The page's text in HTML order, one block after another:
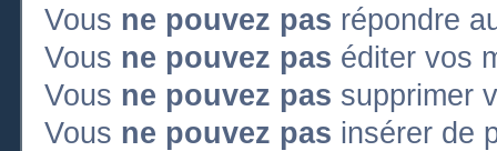
Vous ne pouvez pas répondre
Vous ne pouvez pas éditer vos
Vous ne pouvez pas supprimer
Vous ne pouvez pas insérer de